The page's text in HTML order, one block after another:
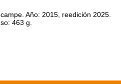
Año: 2015, reedición 2025.
463 g.